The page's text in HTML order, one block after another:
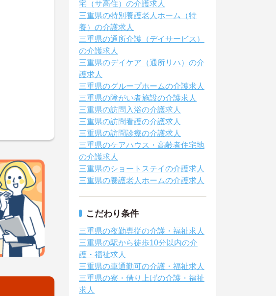
宅（サ高住）の介護求人
三重県の特別養護老人ホーム（特
養）の介護求人
三重県の通所介護（デイサービス）
の介護求人
三重県のデイケア（通所リハ）の介
護求人
三重県のグループホームの介護求人
三重県の障がい者施設の介護求人
三重県の訪問入浴の介護求人
三重県の訪問看護の介護求人
三重県の訪問診療の介護求人
三重県のケアハウス・高齢者住宅地
の介護求人
三重県のショートステイの介護求人
三重県の養護老人ホームの介護求人
こだわり条件
三重県の夜勤専従の介護・福祉求人
三重県の駅から徒歩10分以内の介
護・福祉求人
三重県の車通勤可の介護・福祉求人
三重県の寮・借り上げの介護・福祉
求人